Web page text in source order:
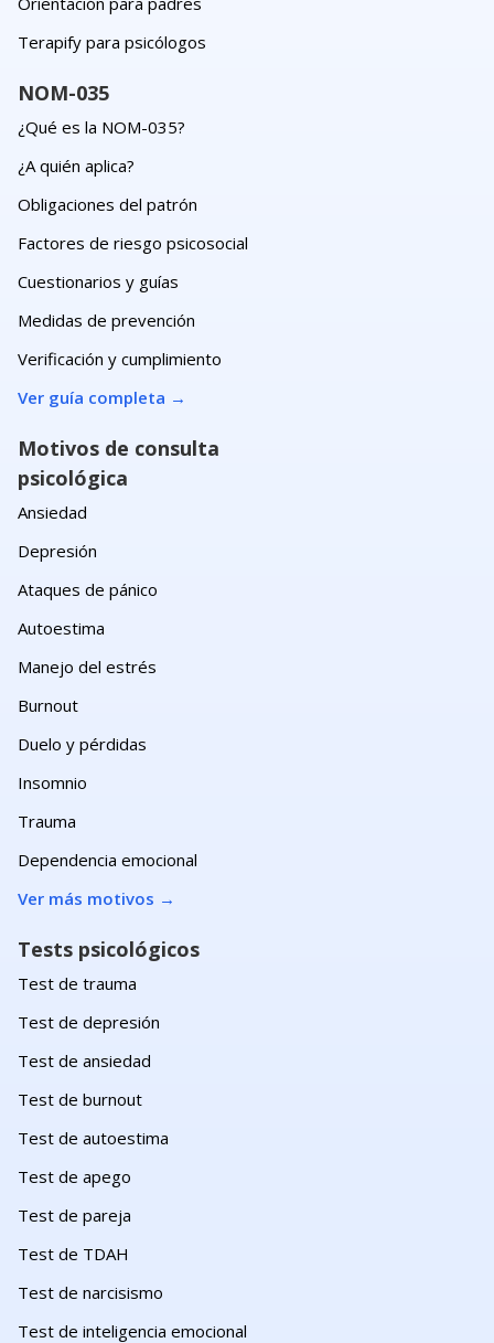
Terapify para psicólogos
NOM-035
¿Qué es la NOM-035?
¿A quién aplica?
Obligaciones del patrón
Factores de riesgo psicosocial
Cuestionarios y guías
Medidas de prevención
Verificación y cumplimiento
Ver guía completa →
Motivos de consulta
psicológica
Ansiedad
Depresión
Ataques de pánico
Autoestima
Manejo del estrés
Burnout
Duelo y pérdidas
Insomnio
Trauma
Dependencia emocional
Ver más motivos →
Tests psicológicos
Test de trauma
Test de depresión
Test de ansiedad
Test de burnout
Test de autoestima
Test de apego
Test de pareja
Test de TDAH
Test de narcisismo
Test de inteligencia emocional